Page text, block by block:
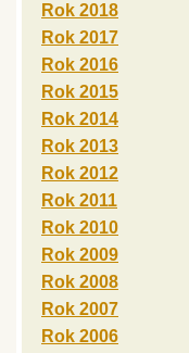
Rok 2018
Rok 2017
Rok 2016
Rok 2015
Rok 2014
Rok 2013
Rok 2012
Rok 2011
Rok 2010
Rok 2009
Rok 2008
Rok 2007
Rok 2006